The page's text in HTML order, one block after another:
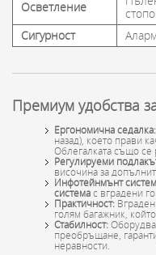
Осветление
Сигурност
Премиум удобства
Ергономична седалка:
назад), което прави
Облегалката също се
Регулируеми
височина за
Инфотейнмънт
системас вградени
Практичност: Вграден
голям багажник,
Стабилност:
преобръщане,
неравности.